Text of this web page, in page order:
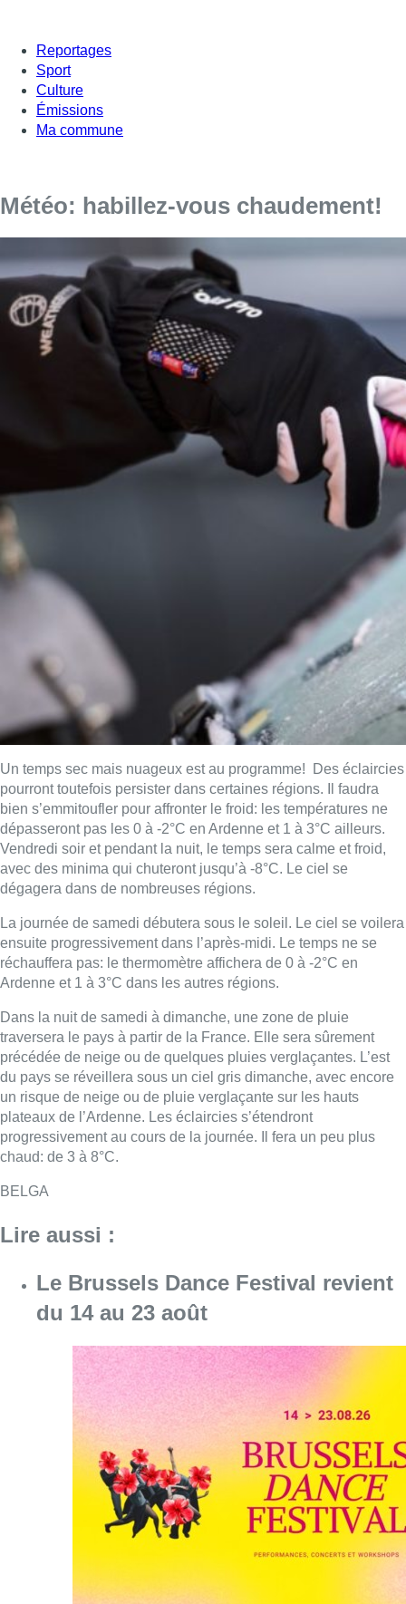
Reportages
Sport
Culture
Émissions
Ma commune
Météo: habillez-vous chaudement!
Un temps sec mais nuageux est au programme! Des éclaircies
pourront toutefois persister dans certaines régions. Il faudra
bien s’emmitoufler pour affronter le froid: les températures ne
dépasseront pas les 0 à -2°C en Ardenne et 1 à 3°C ailleurs.
Vendredi soir et pendant la nuit, le temps sera calme et froid,
avec des minima qui chuteront jusqu’à -8°C. Le ciel se
dégagera dans de nombreuses régions.
La journée de samedi débutera sous le soleil. Le ciel se voilera
ensuite progressivement dans l’après-midi. Le temps ne se
réchauffera pas: le thermomètre affichera de 0 à -2°C en
Ardenne et 1 à 3°C dans les autres régions.
Dans la nuit de samedi à dimanche, une zone de pluie
traversera le pays à partir de la France. Elle sera sûrement
précédée de neige ou de quelques pluies verglaçantes. L’est
du pays se réveillera sous un ciel gris dimanche, avec encore
un risque de neige ou de pluie verglaçante sur les hauts
plateaux de l’Ardenne. Les éclaircies s’étendront
progressivement au cours de la journée. Il fera un peu plus
chaud: de 3 à 8°C.
BELGA
Lire aussi :
Le Brussels Dance Festival revient
du 14 au 23 août